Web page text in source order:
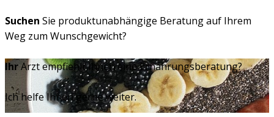
Suchen Sie produktunabhängige Beratung auf Ihrem
Weg zum Wunschgewicht?
IhrArzt empfiehlt Ihnen eine Ernährungsberatung?
Ich helfe Ihnen gerne weiter.